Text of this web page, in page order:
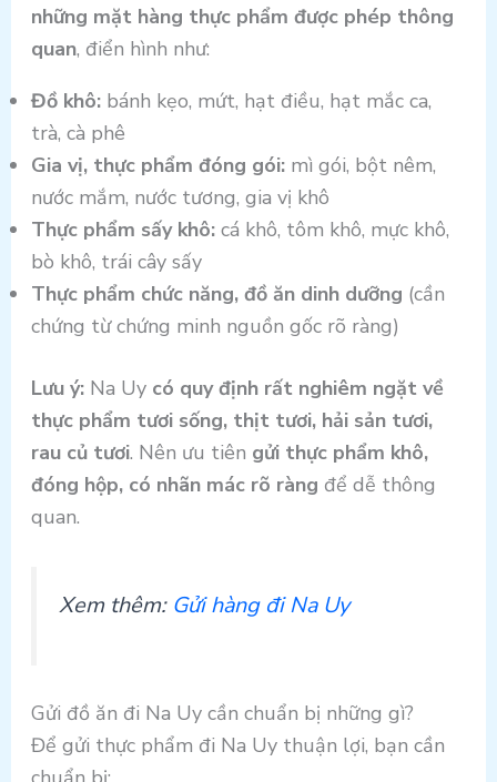
những mặt hàng thực phẩm được phép thông
quan, điển hình như:
Đồ khô:bánh kẹo, mứt, hạt điều, hạt mắc ca,
trà, cà phê
Gia vị, thực phẩm đóng gói:mì gói, bột nêm,
nước mắm, nước tương, gia vị khô
Thực phẩm sấy khô:cá khô, tôm khô, mực khô,
bò khô, trái cây sấy
Thực phẩm chức năng, đồ ăn dinh dưỡng (cần
chứng từ chứng minh nguồn gốc rõ ràng)
Lưu ý:Na Uy có quy định rất nghiêm ngặt về
thực phẩm tươi sống, thịt tươi, hải sản tươi,
rau củ tươi. Nên ưu tiên gửi thực phẩm khô,
đóng hộp, có nhãn mác rõ ràng để dễ thông
quan.
Xem thêm: Gửi hàng đi Na Uy
Gửi đồ ăn đi Na Uy cần chuẩn bị những gì?
Để gửi thực phẩm đi Na Uy thuận lợi, bạn cần